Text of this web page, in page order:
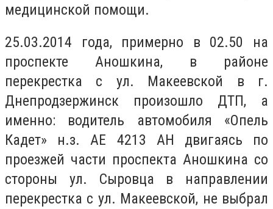
медицинской помощи.
25.03.2014 года, примерно в 02.50 на
проспекте Аношкина, в районе
перекрестка с ул. Макеевской в ​​г.
Днепродзержинск произошло ДТП, а
именно: водитель автомобиля «Опель
Кадет» н.з. АЕ 4213 АН двигаясь по
проезжей части проспекта Аношкина со
стороны ул. Сыровца в направлении
перекрестка с ул. Макеевской, не выбрал